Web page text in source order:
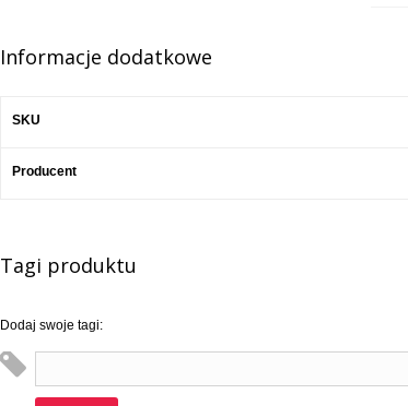
Informacje dodatkowe
SKU
Producent
Tagi produktu
Dodaj swoje tagi: